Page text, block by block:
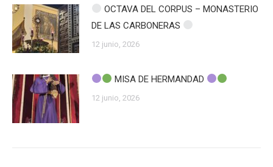
OCTAVA DEL CORPUS – MONASTERIO
DE LAS CARBONERAS
12 junio, 2026
MISA DE HERMANDAD
12 junio, 2026